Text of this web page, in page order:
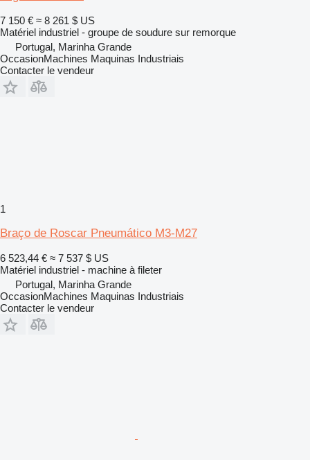
7 150 € ≈ 8 261 $ US
Matériel industriel - groupe de soudure sur remorque
Portugal, Marinha Grande
OccasionMachines Maquinas Industriais
Contacter le vendeur
1
Braço de Roscar Pneumático M3-M27
6 523,44 € ≈ 7 537 $ US
Matériel industriel - machine à fileter
Portugal, Marinha Grande
OccasionMachines Maquinas Industriais
Contacter le vendeur